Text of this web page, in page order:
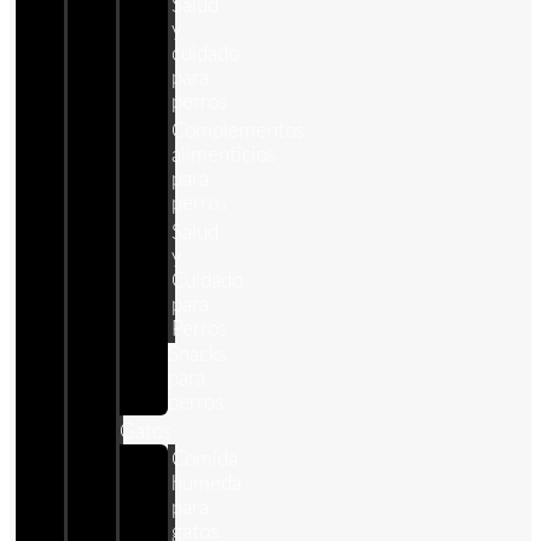
Salud
y
cuidado
para
perros
Complementos
alimenticios
para
perros
Salud
y
Cuidado
para
Perros
Gatos
Comida
humeda
para
gatos